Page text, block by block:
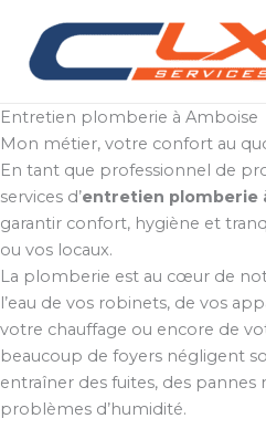
contenu
Entretien plomberie à Amboise
Mon métier, votre confort au
En tant que professionnel de
services d’entretien plomberie
garantir confort, hygiène et
ou vos locaux.
La plomberie est au cœur de
l’eau de vos robinets, de vos
votre chauffage ou encore de
beaucoup de foyers négligent
entraîner des fuites, des pannes
problèmes d’humidité.